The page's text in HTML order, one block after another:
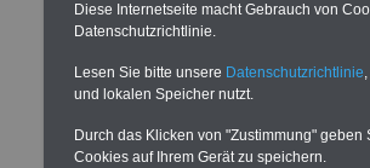
Neu
Diese Internetseite macht Gebrauch von
Datenschutzrichtlinie.
Lesen Sie bitte unsere Datenschutzrichtlinie
und lokalen Speicher nutzt.
Durch das Klicken von "Zustimmung"
Cookies auf Ihrem Gerät zu speichern.